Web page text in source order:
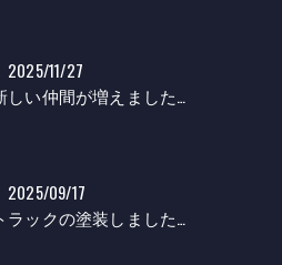
2025/11/27
新しい仲間が増えました！辰巳機設
2025/09/17
トラックの塗装しました！辰巳機設